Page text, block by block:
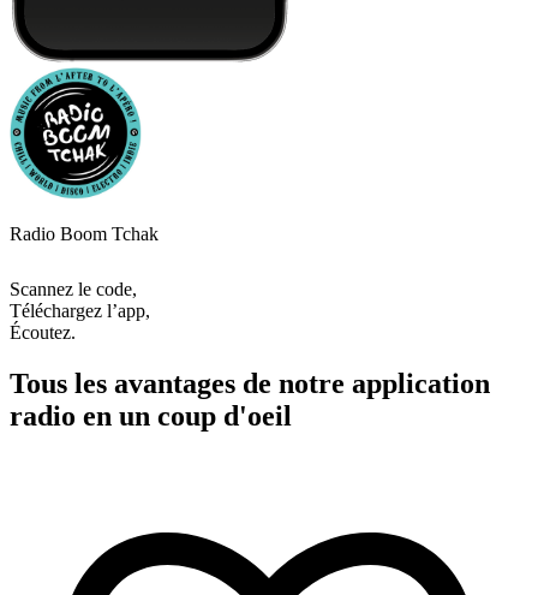
Radio Boom Tchak
Scannez le code,
Téléchargez l’app,
Écoutez.
Tous les avantages de notre application
radio en un coup d'oeil